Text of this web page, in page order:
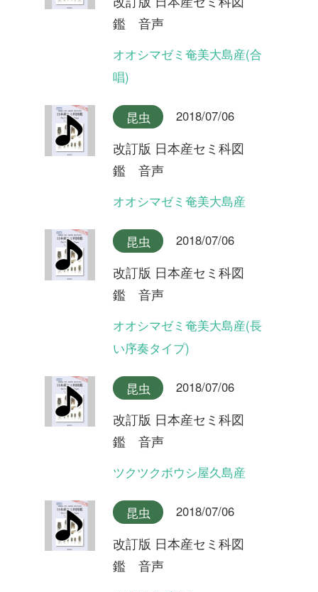
昆虫 2018/07/06
鑑 音声
タイワンヒグラシ
昆虫 2018/07/06
改訂版 日本産セミ科図
鑑 音声
昆虫
改訂版 日本産セミ科図
鑑 音声
ヒグラシ奄美大島産
昆虫 2018/07/06
改訂版 日本産セミ科図
鑑 音声
ヒグラシ(夜明けの合唱)
昆虫 2018/07/06
鑑 音声
イワサキヒメハルゼミ(合唱)
昆虫 2018/07/06
改訂版 日本産セミ科図